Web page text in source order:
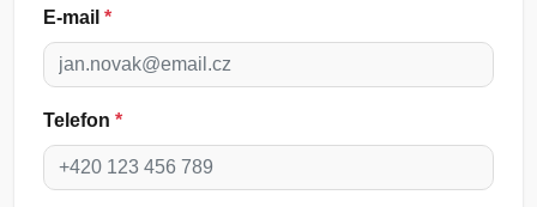
E-mail *
Telefon *